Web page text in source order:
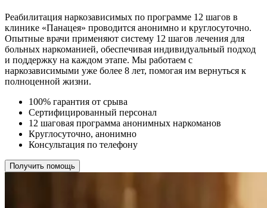
Реабилитация наркозависимых по программе 12 шагов в
клинике «Панацея» проводится анонимно и круглосуточно.
Опытные врачи применяют систему 12 шагов лечения для
больных наркоманией, обеспечивая индивидуальный подход
и поддержку на каждом этапе. Мы работаем с
наркозависимыми уже более 8 лет, помогая им вернуться к
полноценной жизни.
100% гарантия от срыва
Сертифицированный персонал
12 шаговая программа анонимных наркоманов
Круглосуточно, анонимно
Консультация по телефону
Получить помощь